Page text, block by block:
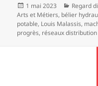
Publié
le
1 mai 2023 Regard
Arts et Métiers, bélier
potable, Louis Malassis,
progrès, réseaux distribution